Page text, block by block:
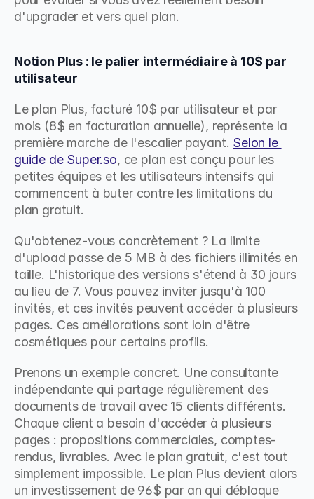
d'upgrader et vers quel plan.
Notion Plus : le palier intermédiaire à 10$ par
utilisateur
Le plan Plus, facturé 10$ par utilisateur et par
mois (8$ en facturation annuelle), représente la
première marche de l'escalier payant. Selon le
guide de Super.so, ce plan est conçu pour les
petites équipes et les utilisateurs intensifs qui
commencent à buter contre les limitations du
plan gratuit.
Qu'obtenez-vous concrètement ? La limite
d'upload passe de 5 MB à des fichiers illimités en
taille. L'historique des versions s'étend à 30 jours
au lieu de 7. Vous pouvez inviter jusqu'à 100
invités, et ces invités peuvent accéder à plusieurs
pages. Ces améliorations sont loin d'être
cosmétiques pour certains profils.
Prenons un exemple concret. Une consultante
indépendante qui partage régulièrement des
documents de travail avec 15 clients différents.
Chaque client a besoin d'accéder à plusieurs
pages : propositions commerciales, comptes-
rendus, livrables. Avec le plan gratuit, c'est tout
simplement impossible. Le plan Plus devient alors
un investissement de 96$ par an qui débloque